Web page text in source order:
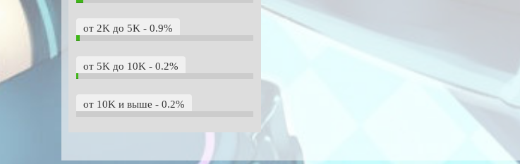
от 2K до 5K - 0.9%
от 5K до 10K - 0.2%
от 10K и выше - 0.2%